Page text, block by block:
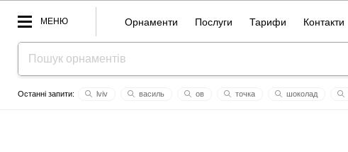
МЕНЮ Орнаменти Послуги Тарифи Контакти
lviv василь ов точка шоколад